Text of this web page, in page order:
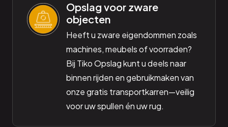
Opslag voor zware
objecten
Heeft u zware eigendommen zoals
machines, meubels of voorraden?
Bij Tiko Opslag kunt u deels naar
binnen rijden en gebruikmaken van
onze gratis transportkarren—veilig
voor uw spullen én uw rug.